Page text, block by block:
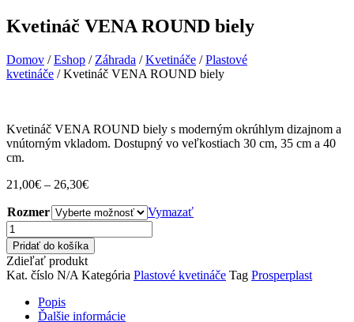
Kvetináč VENA ROUND biely
Domov /Eshop / Záhrada /Kvetináče /Plastové
kvetináče / Kvetináč VENA ROUND biely
Kvetináč VENA ROUND biely s moderným okrúhlym dizajnom a
vnútorným vkladom. Dostupný vo veľkostiach 30 cm, 35 cm a 40
cm.
21,00€ – 26,30€Price
21,00€
through
26,30€
Rozmer
Vymazať
množstvo
Kvetináč
VENA
ROUND
biely
Pridať do košíka
Zdieľať produkt
Kat. číslo N/A Kategória Plastové kvetináče Tag Prosperplast
Popis
Ďalšie informácie